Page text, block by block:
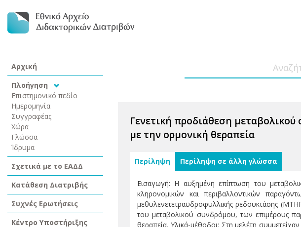
Αρχική
Πλοήγηση
Επιστημονικό πεδίο
Ημερομηνία
Συγγραφέας
Χώρα
Γλώσσα
Ίδρυμα
Σχετικά με το ΕΑΔΔ
Κατάθεση Διατριβής
Συχνές Ερωτήσεις
Κέντρο Υποστήριξης
Γενετική προδιάθεση
με την ορμονική θεραπεία
Περίληψη Περίληψη σε άλλη γλώσσα
Εισαγωγή: Η αυξημένη επίπτωση του
κληρονομικών και περιβαλλοντικών
μεθυλενετετραϋδροφυλλικής ρεδουκτάσης
του μεταβολικού συνδρόμου, των επιμέρους
θεραπεία. Υλικά-μέθοδοι: Στη μελέτη